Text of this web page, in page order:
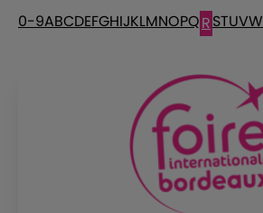
0-9ABCDEFGHIJKLMNOPQRSTUVW